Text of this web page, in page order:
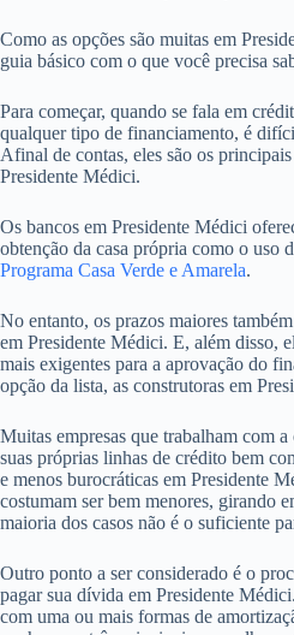
Como as opções são muitas em
guia básico com o que você precisa
Para começar, quando se fala em
qualquer tipo de financiamento, é
Afinal de contas, eles são os
Presidente Médici.
Os bancos em Presidente Médici
obtenção da casa própria como o uso
Programa Casa Verde e Amarela.
No entanto, os prazos maiores
em Presidente Médici. E, além disso,
mais exigentes para a aprovação do
opção da lista, as construtoras em
Muitas empresas que trabalham com
suas próprias linhas de crédito bem
e menos burocráticas em Presidente
costumam ser bem menores, girando
maioria dos casos não é o suficiente
Outro ponto a ser considerado é o
pagar sua dívida em Presidente
com uma ou mais formas de